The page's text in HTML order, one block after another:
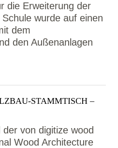
die Erweiterung der
wurde auf einen
dem
den Außenanlagen
STAMMTISCH –
von digitize wood
Wood Architecture